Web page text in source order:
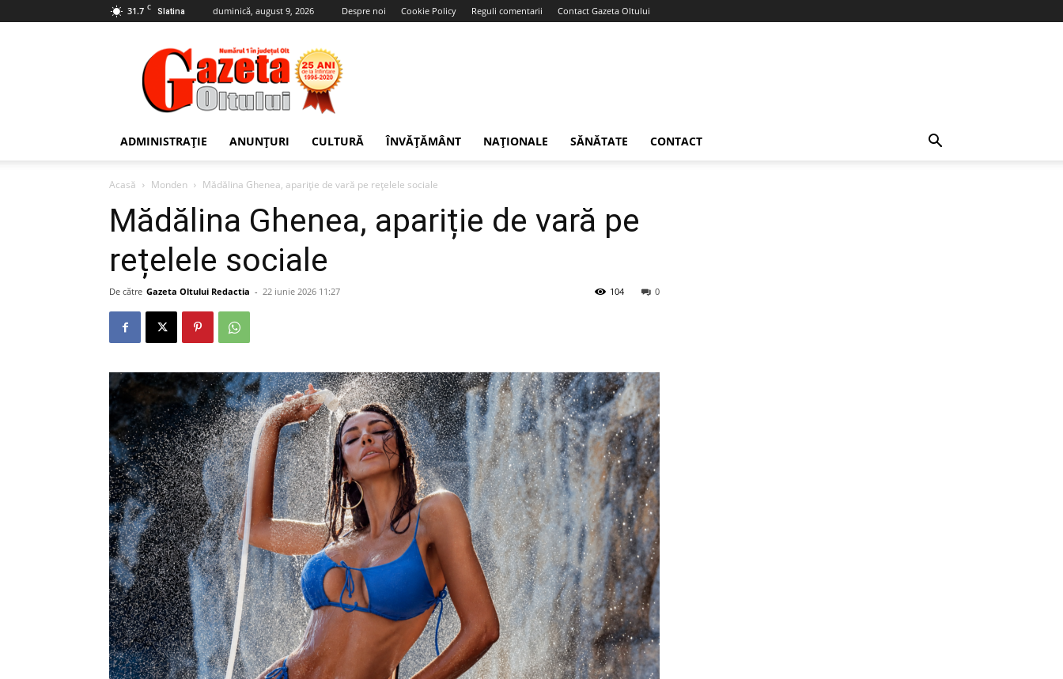
31.7 C Slatina duminică, august 9, 2026 Despre noi Cookie Policy Reguli comentarii Contact Gazeta Oltului
Gazeta
Oltului
ADMINISTRAȚIE ANUNȚURI CULTURĂ ÎNVĂȚĂMÂNT NAȚIONALE SĂNĂTATE CONTACT
Acasă Monden Mădălina Ghenea, apariție de vară pe rețelele sociale
Mădălina Ghenea, apariție de vară pe
rețelele sociale
De către Gazeta Oltului Redactia - 22 iunie 2026 11:27 0
104